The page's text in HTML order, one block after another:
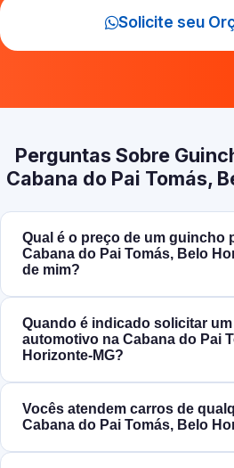
Solicite seu
Perguntas Sobre
Cabana do Pai Tomás,
Qual é o preço de um guincho
Cabana do Pai Tomás, Belo
de mim?
Quando é indicado solicitar
automotivo na Cabana do Pai
Horizonte‑MG?
Vocês atendem carros de
Cabana do Pai Tomás, Belo